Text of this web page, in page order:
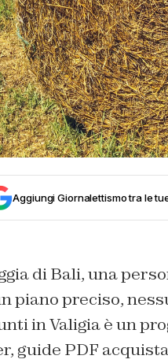
Aggiungi Giornalettismo tra le
di Bali, una
piano preciso,
in Valigia è un
guide PDF